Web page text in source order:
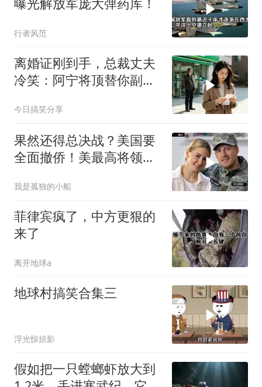
行者风范
离婚证刚到手，总裁丈夫
冷笑：阿宁将顶替你副总
今日搞笑分享
果然还得总决战？美国要
全面撤侨！美最高将领：
我是孤独的小船
菲律宾疯了，中方更狠的
来了
离开地球a
地球村搞笑合集三
浮光惊掠影
假如把一只螳螂虾放大到